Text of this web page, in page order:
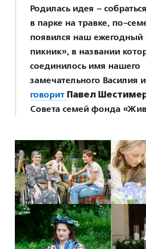
Родилась идея –
в парке на травке, по-
появился наш ежегодный
пикник», в названии
соединилось имя нашего
замечательного Василия
говорит Павел
Совета семей фонда